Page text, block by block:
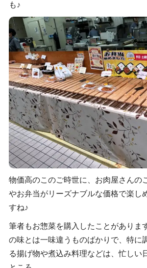
も♪
物価高のこのご時世に、お肉屋さんの
やお弁当がリーズナブルな価格で楽し
すね♪
筆者もお惣菜を購入したことがありま
の味とは一味違うものばかりで、特に
る揚げ物や煮込み料理などは、忙しい